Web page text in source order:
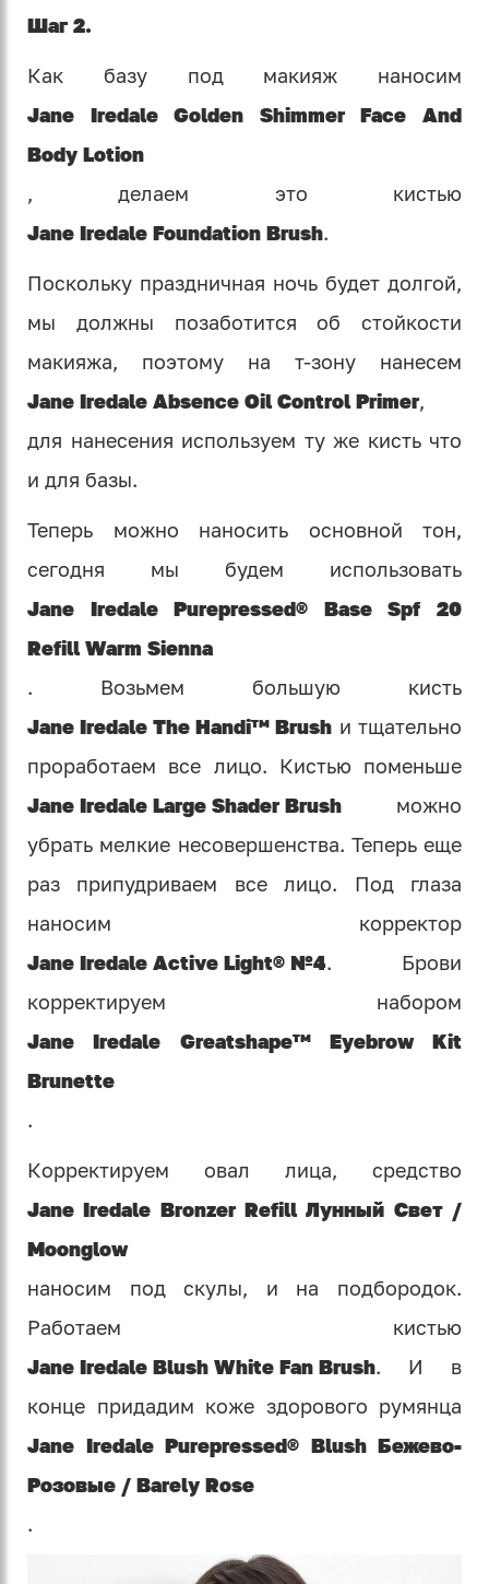
Шаг 2.
Как базу под макияж наносим
Jane Iredale Golden Shimmer Face And
Body Lotion
, делаем это кистью
Jane Iredale Foundation Brush.
Поскольку праздничная ночь будет долгой,
мы должны позаботится об стойкости
макияжа, поэтому на т-зону нанесем
Jane Iredale Absence Oil Control Primer,
для нанесения используем ту же кисть что
и для базы.
Теперь можно наносить основной тон,
сегодня мы будем использовать
Jane Iredale Purepressed® Base Spf 20
Refill Warm Sienna
. Возьмем большую кисть
Jane Iredale The Handi™ Brush и тщательно
проработаем все лицо. Кистью поменьше
Jane Iredale Large Shader Brush можно
убрать мелкие несовершенства. Теперь еще
раз припудриваем все лицо. Под глаза
наносим корректор
Jane Iredale Active Light® №4. Брови
корректируем набором
Jane Iredale Greatshape™ Eyebrow Kit
Brunette
.
Корректируем овал лица, средство
Jane Iredale Bronzer Refill Лунный Свет /
Moonglow
наносим под скулы, и на подбородок.
Работаем кистью
Jane Iredale Blush White Fan Brush. И в
конце придадим коже здорового румянца
Jane Iredale Purepressed® Blush Бежево-
Розовые / Barely Rose
.